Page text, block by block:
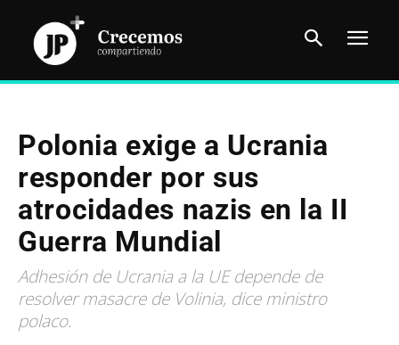
Polonia exige a Ucrania
responder por sus
atrocidades nazis en la II
Guerra Mundial
Adhesión de Ucrania a la UE depende de
resolver masacre de Volinia, dice ministro
polaco.